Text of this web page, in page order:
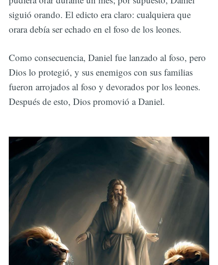
siguió orando. El edicto era claro: cualquiera que
orara debía ser echado en el foso de los leones.
Como consecuencia, Daniel fue lanzado al foso, pero
Dios lo protegió, y sus enemigos con sus familias
fueron arrojados al foso y devorados por los leones.
Después de esto, Dios promovió a Daniel.